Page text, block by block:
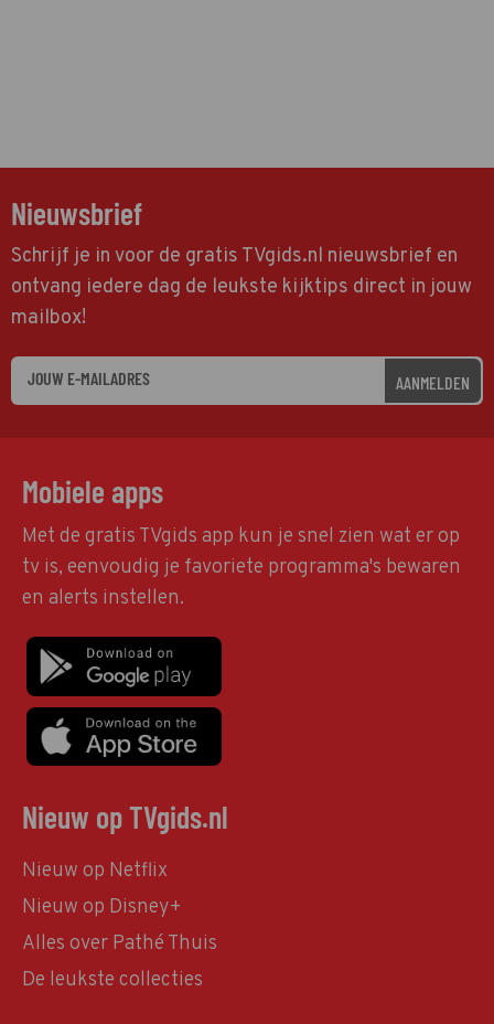
Nieuwsbrief
Schrijf je in voor de gratis TVgids.nl nieuwsbrief en
ontvang iedere dag de leukste kijktips direct in jouw
mailbox!
AANMELDEN
Mobiele apps
Met de gratis TVgids app kun je snel zien wat er op
tv is, eenvoudig je favoriete programma's bewaren
en alerts instellen.
Nieuw op TVgids.nl
Nieuw op Netflix
Nieuw op Disney+
Alles over Pathé Thuis
De leukste collecties